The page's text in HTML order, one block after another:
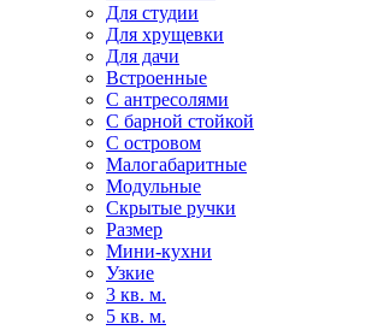
Для студии
Для хрущевки
Для дачи
Встроенные
С антресолями
С барной стойкой
С островом
Малогабаритные
Модульные
Скрытые ручки
Размер
Мини-кухни
Узкие
3 кв. м.
5 кв. м.